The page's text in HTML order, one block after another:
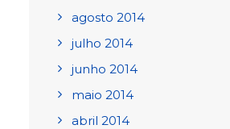
agosto 2014
julho 2014
junho 2014
maio 2014
abril 2014